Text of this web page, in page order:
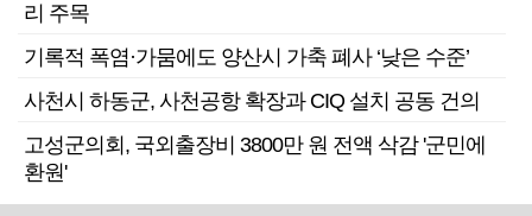
리 주목
기록적 폭염·가뭄에도 양산시 가축 폐사 ‘낮은 수준’
사천시 하동군, 사천공항 확장과 CIQ 설치 공동 건의
고성군의회, 국외출장비 3800만 원 전액 삭감 '군민에
환원'